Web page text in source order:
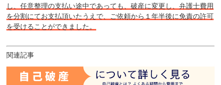
し、任意整理の支払い途中であっても、破産に変更し、弁護士費用
を分割にてお支払頂いたうえで、ご依頼から１年半後に免責の許可
を受けることができました。
関連記事